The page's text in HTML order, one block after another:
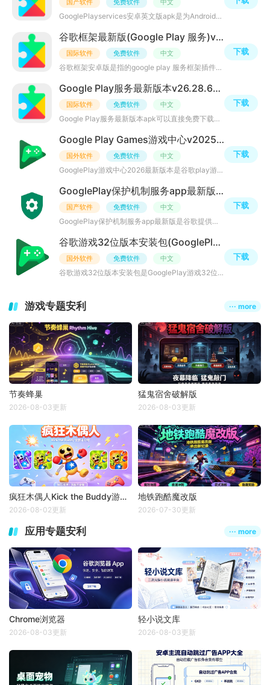
国产软件 免费软件 中文
GooglePlayservices安卓英文版apk是为Android6.0及以上设备准备的GooglePlay服务正版应用程序，这是谷歌三件
谷歌框架最新版(Google Play 服务)v26.28.60 最新版
国际软件 免费软件 中文
谷歌框架安卓版是指的google play 服务框架插件哦，在用到谷歌系的app时，需要在手机上有谷歌系的框架才可以
下载
Google Play服务最新版本v26.28.60 最新版
国际软件 免费软件 中文
Google Play服务最新版本apk可以直接免费下载，并且安装到手机上。作为谷歌官方开发的后台系统管理软件，国
下载
Google Play Games游戏中心v2025.09.62451 官方安卓版
国外软件 免费软件 中文
GooglePlay游戏中心2026最新版本是谷歌play游戏中心最新版客户端，APP内置各种类型版本的谷歌游戏资源，涵盖
下载
GooglePlay保护机制服务app最新版vU.43
国产软件 免费软件 中文
GooglePlay保护机制服务app最新版是谷歌提供的一项保护机制服务，它是预装在支持GooglePlay商店的Android设
下载
谷歌游戏32位版本安装包(GooglePlay游戏32位版)v2024.03.51732最新版
国外软件 免费软件 中文
谷歌游戏32位版本安装包是GooglePlay游戏32位版本，最低支持安卓4.4机型，玩家可在APP一键快速下载各种好玩
下载
游戏专题安利 ··· more
节奏蜂巢
2026-08-03更新
猛鬼宿舍破解版
2026-08-03更新
疯狂木偶人Kick the Buddy游戏大全
2026-08-02更新
地铁跑酷魔改版
2026-07-30更新
应用专题安利 ··· more
Chrome浏览器
2026-08-03更新
轻小说文库
2026-08-03更新